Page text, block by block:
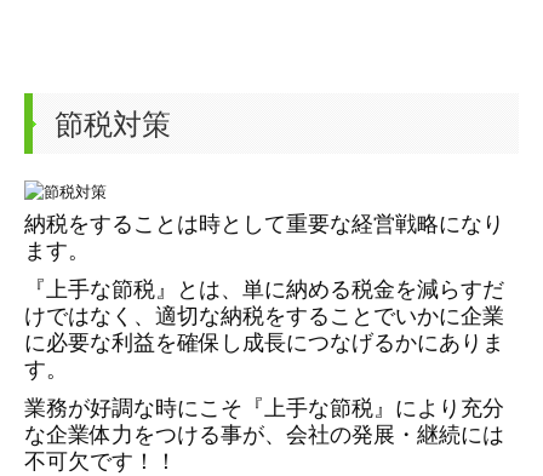
節税対策
納税をすることは時として重要な経営戦略になり
ます。
『上手な節税』とは、単に納める税金を減らすだ
けではなく、適切な納税をすることでいかに企業
に必要な利益を確保し成長につなげるかにありま
す。
業務が好調な時にこそ『上手な節税』により充分
な企業体力をつける事が、会社の発展・継続には
不可欠です！！